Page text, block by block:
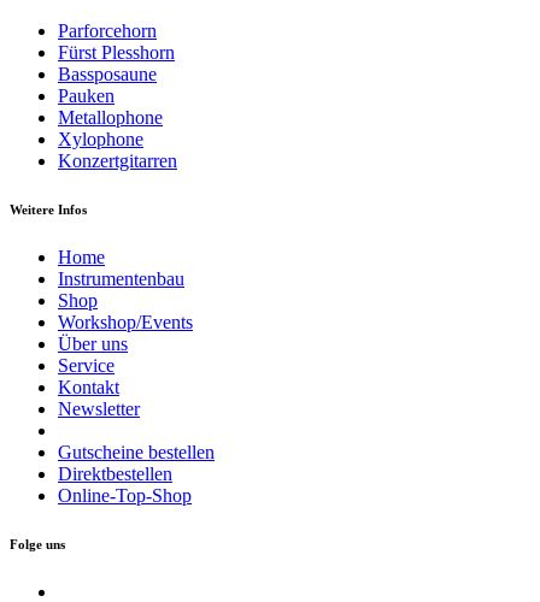
Parforcehorn
Fürst Plesshorn
Bassposaune
Pauken
Metallophone
Xylophone
Konzertgitarren
Weitere Infos
Home
Instrumentenbau
Shop
Workshop/Events
Über uns
Service
Kontakt
Newsletter
Gutscheine bestellen
Direktbestellen
Online-Top-Shop
Folge uns